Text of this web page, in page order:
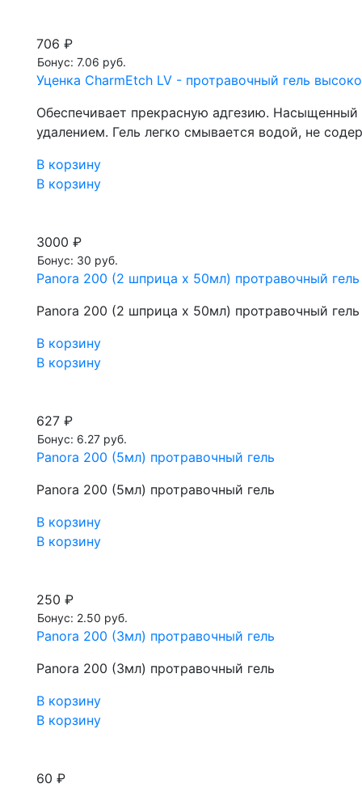
706 ₽
Бонус: 7.06 руб.
Уценка CharmEtch LV - протравочный гель
Обеспечивает прекрасную адгезию.
удалением. Гель легко смывается водой, не
В корзину
В корзину
3000 ₽
Бонус: 30 руб.
Panora 200 (2 шприца х 50мл) протравочный гель
Panora 200 (2 шприца х 50мл) протравочный гель
В корзину
В корзину
627 ₽
Бонус: 6.27 руб.
Panora 200 (5мл) протравочный гель
Panora 200 (5мл) протравочный гель
В корзину
В корзину
250 ₽
Бонус: 2.50 руб.
Panora 200 (3мл) протравочный гель
Panora 200 (3мл) протравочный гель
В корзину
В корзину
60 ₽